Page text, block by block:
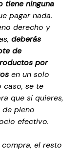
tiene ninguna
pagar nada.
derecho y
deberás
de
por
en un solo
caso, se te
que si quieres,
pleno
efectivo.
el resto